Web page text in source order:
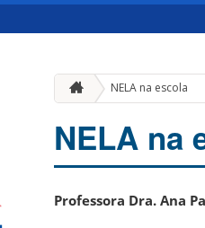
NELA na escola
NELA na
Professora Dra. Ana